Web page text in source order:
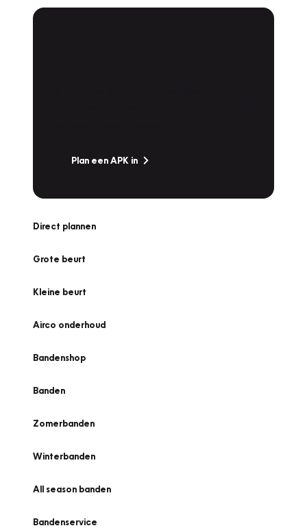
Plan een APK in
Direct plannen
Grote beurt
Kleine beurt
Airco onderhoud
Bandenshop
Banden
Zomerbanden
Winterbanden
All season banden
Bandenservice